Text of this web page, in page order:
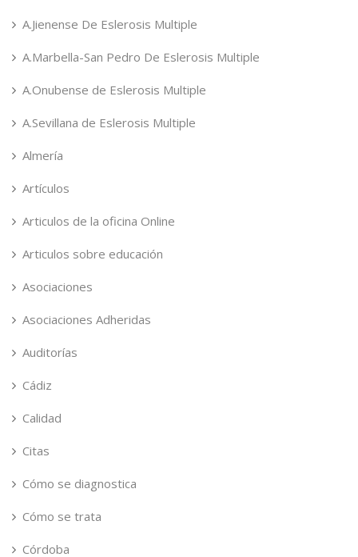
A.Jienense De Eslerosis Multiple
A.Marbella-San Pedro De Eslerosis Multiple
A.Onubense de Eslerosis Multiple
A.Sevillana de Eslerosis Multiple
Almería
Artículos
Articulos de la oficina Online
Articulos sobre educación
Asociaciones
Asociaciones Adheridas
Auditorías
Cádiz
Calidad
Citas
Cómo se diagnostica
Cómo se trata
Córdoba